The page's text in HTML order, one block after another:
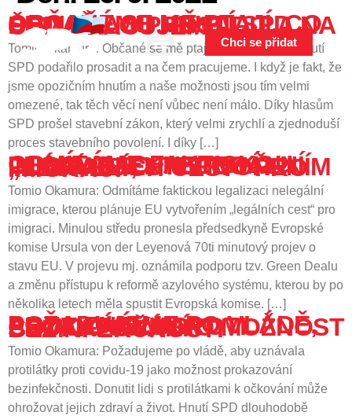
content
Chci se přidat
OBČANÉ SE MĚ PTAJÍ, CO SE NAŠEMU HNUTÍ SPD PODAŘILO PROSADIT A NA ČEM PRACUJEME
Tomio Okamura: Občané se mě ptají, co se našemu hnutí
SPD podařilo prosadit a na čem pracujeme. I když je fakt, že
jsme opozičním hnutím a naše možnosti jsou tím velmi
omezené, tak těch věcí není vůbec není málo. Díky hlasům
SPD prošel stavební zákon, který velmi zrychlí a zjednoduší
proces stavebního povolení. I díky […]
ODMÍTÁME FAKTICKOU LEGALIZACI NELEGÁLNÍ IMIGRACE, KTEROU PLÁNUJE EU VYTVOŘENÍM „LEGÁLNÍCH CEST“ PRO IMIGRACI
Tomio Okamura: Odmítáme faktickou legalizaci nelegální
imigrace, kterou plánuje EU vytvořením „legálních cest“ pro
imigraci. Minulou středu pronesla předsedkyně Evropské
komise Ursula von der Leyenová 70ti minutový projev o
stavu EU. V projevu mj. oznámila podporu tzv. Green Dealu
a změnu přístupu k reformě azylového systému, kterou by po
několika letech měla spustit Evropská komise. […]
POŽADUJEME PO VLÁDĚ, ABY UZNÁVALA PROTILÁTKY PROTI COVIDU-19 JAKO MOŽNOST PROKAZOVÁNÍ BEZINFEKČNOSTI
Tomio Okamura: Požadujeme po vládě, aby uznávala
protilátky proti covidu-19 jako možnost prokazování
bezinfekčnosti. Donutit lidi s protilátkami k očkování může
ohrožovat jejich zdraví a život. Hnutí SPD dlouhodobě